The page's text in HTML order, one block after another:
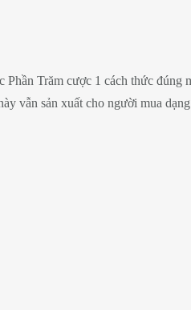
Trăm cược 1 cách thức đúng
vẫn sản xuất cho người mua